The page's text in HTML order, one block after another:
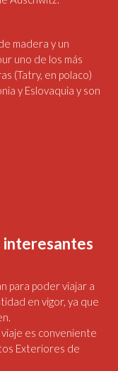
madera y un
uno de los más
(Tatry, en polaco)
y Eslovaquia y son
interesantes
para poder viajar a
en vigor, ya que
es conveniente
Exteriores de